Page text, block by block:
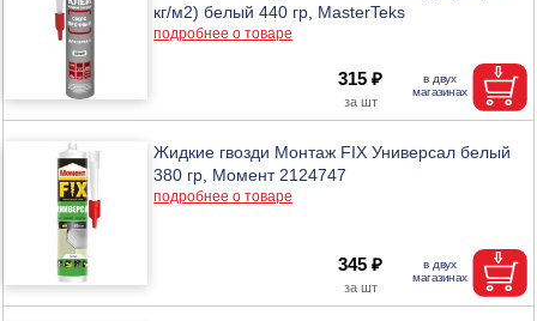
кг/м2) белый 440 гр, MasterTeks
подробнее о товаре
315 ₽
Жидкие гвозди Монтаж FIX Универсал белый
380 гр, Момент 2124747
подробнее о товаре
345 ₽